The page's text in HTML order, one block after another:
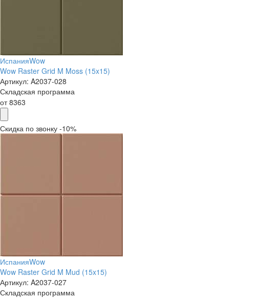
ИспанияWow
Wow Raster Grid M Moss (15x15)
Артикул: A2037-028
Складская программа
от8363
Скидка по звонку -10%
ИспанияWow
Wow Raster Grid M Mud (15x15)
Артикул: A2037-027
Складская программа